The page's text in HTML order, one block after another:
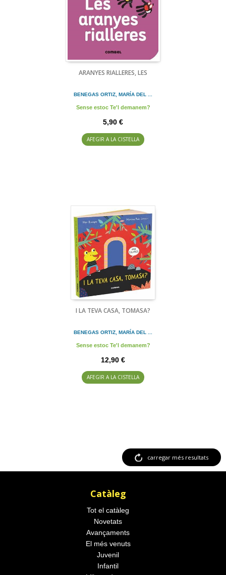
ARANYES RIALLERES, LES
BENEGAS ORTIZ, MARÍA DEL ...
Sense estoc Te'l demanem?
5,90 €
AFEGIR A LA CISTELLA
I LA TEVA CASA, TOMASA?
BENEGAS ORTIZ, MARÍA DEL ...
Sense estoc Te'l demanem?
12,90 €
AFEGIR A LA CISTELLA
carregar més resultats
Catàleg
Tot el catàleg
Novetats
Avançaments
El més venuts
Juvenil
Infantil